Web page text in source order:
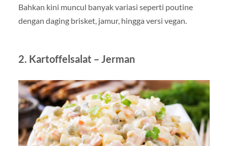
Bahkan kini muncul banyak variasi seperti poutine
dengan daging brisket, jamur, hingga versi vegan.
2. Kartoffelsalat – Jerman